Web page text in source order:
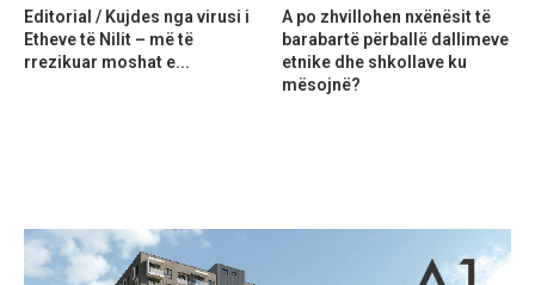
Editorial / Kujdes nga virusi i
Etheve të Nilit – më të
rrezikuar moshat e...
A po zhvillohen nxënësit të
barabartë përballë dallimeve
etnike dhe shkollave ku
mësojnë?